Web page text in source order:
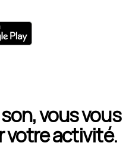
vous vous
votre activité.